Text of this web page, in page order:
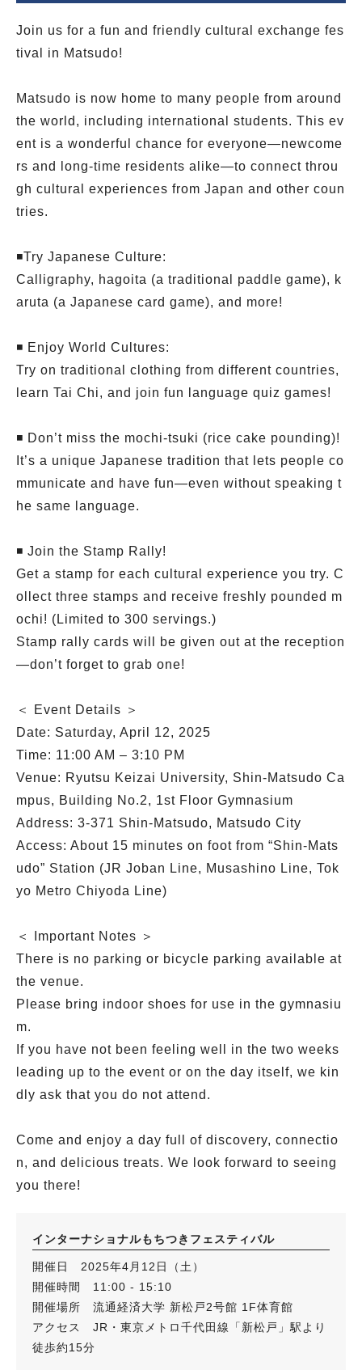
Join us for a fun and friendly cultural exchange fes
tival in Matsudo!
Matsudo is now home to many people from around
the world, including international students. This ev
ent is a wonderful chance for everyone—newcome
rs and long-time residents alike—to connect throu
gh cultural experiences from Japan and other coun
tries.
◾️Try Japanese Culture:
Calligraphy, hagoita (a traditional paddle game), k
aruta (a Japanese card game), and more!
◾️ Enjoy World Cultures:
Try on traditional clothing from different countries,
learn Tai Chi, and join fun language quiz games!
◾️ Don’t miss the mochi-tsuki (rice cake pounding)!
It’s a unique Japanese tradition that lets people co
mmunicate and have fun—even without speaking t
he same language.
◾️ Join the Stamp Rally!
Get a stamp for each cultural experience you try. C
ollect three stamps and receive freshly pounded m
ochi! (Limited to 300 servings.)
Stamp rally cards will be given out at the reception
—don’t forget to grab one!
＜ Event Details ＞
Date: Saturday, April 12, 2025
Time: 11:00 AM – 3:10 PM
Venue: Ryutsu Keizai University, Shin-Matsudo Ca
mpus, Building No.2, 1st Floor Gymnasium
Address: 3-371 Shin-Matsudo, Matsudo City
Access: About 15 minutes on foot from “Shin-Mats
udo” Station (JR Joban Line, Musashino Line, Tok
yo Metro Chiyoda Line)
＜ Important Notes ＞
There is no parking or bicycle parking available at
the venue.
Please bring indoor shoes for use in the gymnasiu
m.
If you have not been feeling well in the two weeks
leading up to the event or on the day itself, we kin
dly ask that you do not attend.
Come and enjoy a day full of discovery, connectio
n, and delicious treats. We look forward to seeing
you there!
インターナショナルもちつきフェスティバル
開催日 2025年4月12日（土）
開催時間 11:00 - 15:10
開催場所 流通経済大学 新松戸2号館 1F体育館
アクセス JR・東京メトロ千代田線「新松戸」駅より
徒歩約15分